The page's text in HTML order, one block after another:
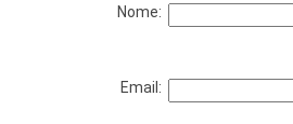
Nome:
Email: